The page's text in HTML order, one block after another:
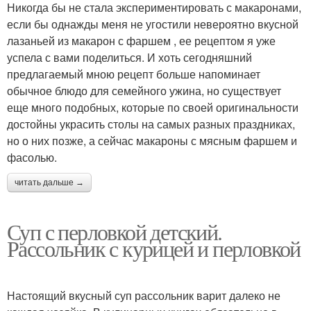
Никогда бы не стала экспериментировать с макаронами,
если бы однажды меня не угостили невероятно вкусной
лазаньей из макарон с фаршем , ее рецептом я уже
успела с вами поделиться. И хоть сегодняшний
предлагаемый мною рецепт больше напоминает
обычное блюдо для семейного ужина, но существует
еще много подобных, которые по своей оригинальности
достойны украсить столы на самых разных праздниках,
но о них позже, а сейчас макароны с мясным фаршем и
фасолью.
читать дальше →
Суп с перловкой детский.
Рассольник с курицей и перловкой
Настоящий вкусный суп рассольник варит далеко не